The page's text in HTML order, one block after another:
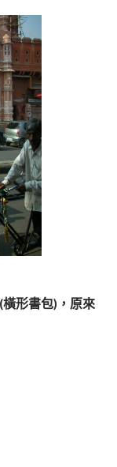
形書包)，原來